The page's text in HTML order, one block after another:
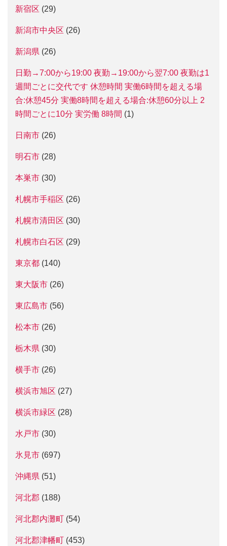
新宿区 (29)
新潟市中央区 (26)
新潟県 (26)
日勤→7:00から19:00 夜勤→19:00から翌7:00 夜勤は1
週間ごとに交代です 休憩時間 実働6時間を超える場
合:休憩45分 実働8時間を超える場合:休憩60分以上 2
時間ごとに10分 実労働 8時間 (1)
日南市 (26)
明石市 (28)
本巣市 (30)
札幌市手稲区 (26)
札幌市清田区 (30)
札幌市白石区 (29)
東京都 (140)
東大阪市 (26)
東広島市 (56)
松本市 (26)
栃木県 (30)
横手市 (26)
横浜市旭区 (27)
横浜市緑区 (28)
水戸市 (30)
氷見市 (697)
沖縄県 (51)
河北郡 (188)
河北郡内灘町 (54)
河北郡津幡町 (453)